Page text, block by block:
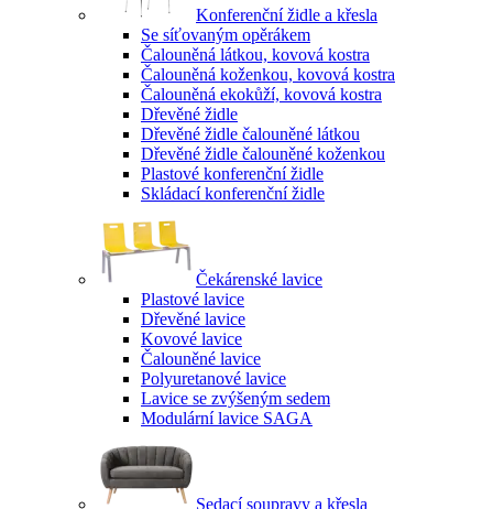
Konferenční židle a křesla
Se síťovaným opěrákem
Čalouněná látkou, kovová kostra
Čalouněná koženkou, kovová kostra
Čalouněná ekokůží, kovová kostra
Dřevěné židle
Dřevěné židle čalouněné látkou
Dřevěné židle čalouněné koženkou
Plastové konferenční židle
Skládací konferenční židle
Čekárenské lavice
Plastové lavice
Dřevěné lavice
Kovové lavice
Čalouněné lavice
Polyuretanové lavice
Lavice se zvýšeným sedem
Modulární lavice SAGA
Sedací soupravy a křesla